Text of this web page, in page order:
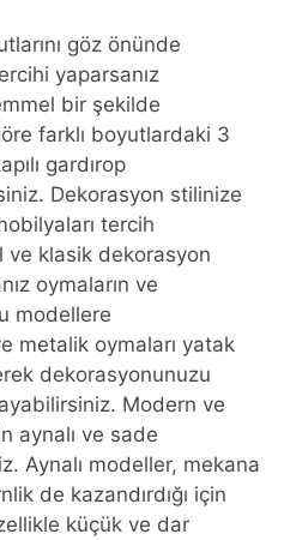
göz önünde
yaparsanız
bir şekilde
farklı boyutlardaki 3
gardırop
Dekorasyon stilinize
tercih
ve klasik dekorasyon
oymaların ve
modellere
metalik oymaları yatak
dekorasyonunuzu
Modern ve
aynalı ve sade
Aynalı modeller, mekana
de kazandırdığı için
küçük ve dar